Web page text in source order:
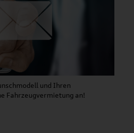
und Ihren
Fahrzeugvermietung an!